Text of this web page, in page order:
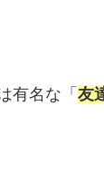
有名な「 友